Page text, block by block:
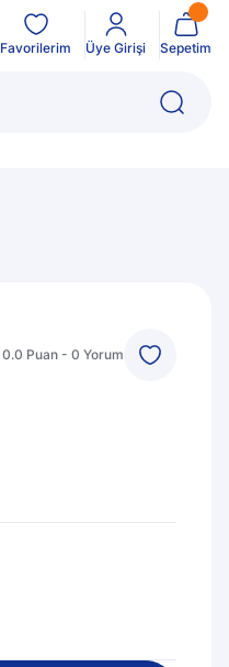
Favorilerim Üye Girişi Sepetim
0.0 Puan - 0 Yorum